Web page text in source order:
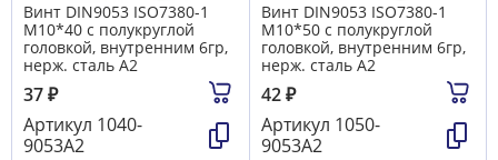
Винт DIN9053 ISO7380-1
М10*40 с полукруглой
головкой, внутренним 6гр,
нерж. сталь A2
37₽
Артикул 1040-
9053А2
Винт DIN9053 ISO7380-1
М10*50 с полукруглой
головкой, внутренним 6гр,
нерж. сталь A2
42₽
Артикул 1050-
9053А2